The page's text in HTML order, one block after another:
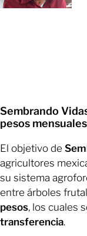
Sembrando
pesos mensuales
El objetivo de
agricultores
su sistema
entre árboles
pesos, los cuales
transferencia.